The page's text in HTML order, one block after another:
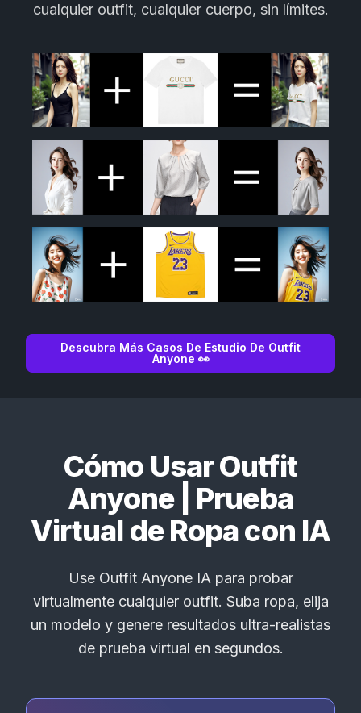
cualquier outfit, cualquier cuerpo, sin límites.
Descubra Más Casos De Estudio De Outfit
Anyone 👀
Cómo Usar Outfit
Anyone | Prueba
Virtual de Ropa con IA
Use Outfit Anyone IA para probar
virtualmente cualquier outfit. Suba ropa, elija
un modelo y genere resultados ultra-realistas
de prueba virtual en segundos.